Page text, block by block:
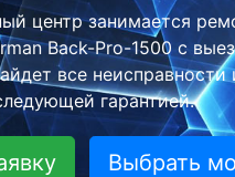
1500 с вывозом в
специалист заберет
стоимость
видеотехники
Выбрать